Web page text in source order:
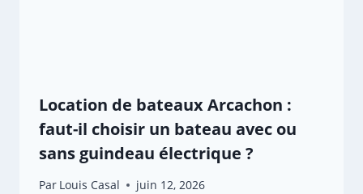
Location de bateaux Arcachon :
faut-il choisir un bateau avec ou
sans guindeau électrique ?
Par Louis Casal juin 12, 2026